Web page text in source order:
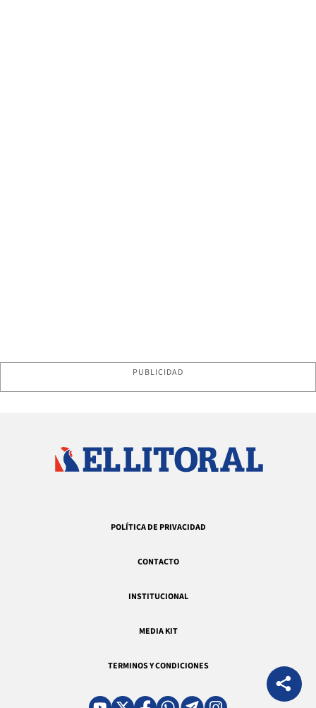
PUBLICIDAD
POLÍTICA DE PRIVACIDAD
CONTACTO
INSTITUCIONAL
MEDIA KIT
TERMINOS Y CONDICIONES